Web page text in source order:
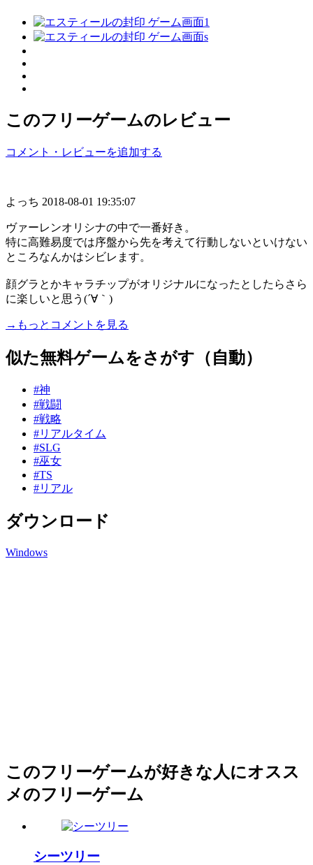
このフリーゲームのレビュー
コメント・レビューを追加する
よっち 2018-08-01 19:35:07
ヴァーレンオリシナの中で一番好き。
特に高難易度では序盤から先を考えて行動しないといけない
ところなんかはシビレます。
顔グラとかキャラチップがオリジナルになったとしたらさら
に楽しいと思う(´∀｀)
→もっとコメントを見る
似た無料ゲームをさがす（自動）
#神
#戦闘
#戦略
#リアルタイム
#SLG
#巫女
#TS
#リアル
ダウンロード
Windows
このフリーゲームが好きな人にオスス
メのフリーゲーム
シーツリー